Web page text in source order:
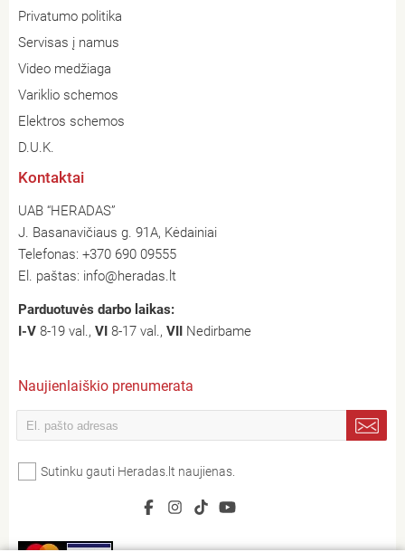
Privatumo politika
Servisas į namus
Video medžiaga
Variklio schemos
Elektros schemos
D.U.K.
Kontaktai
UAB “HERADAS”
J. Basanavičiaus g. 91A, Kėdainiai
Telefonas: +370 690 09555
El. paštas: info@heradas.lt
Parduotuvės darbo laikas:
I-V 8-19 val., VI 8-17 val., VII Nedirbame
Naujienlaiškio prenumerata
Sutinku gauti Heradas.lt naujienas.